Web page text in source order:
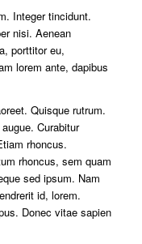
Integer tincidunt.
nisi. Aenean
porttitor eu,
lorem ante, dapibus
Quisque rutrum.
Curabitur
rhoncus.
rhoncus, sem quam
sed ipsum. Nam
id, lorem.
Donec vitae sapien